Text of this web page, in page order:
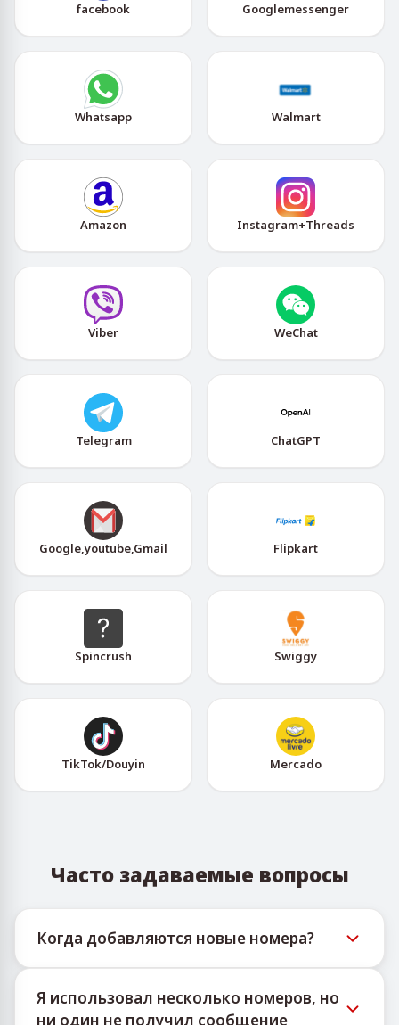
facebook Googlemessenger
Whatsapp Walmart
Amazon Instagram+Threads
Viber WeChat
Telegram ChatGPT
Google,youtube,Gmail Flipkart
Spincrush Swiggy
TikTok/Douyin Mercado
Часто задаваемые вопросы
Когда добавляются новые номера?
виртуальных номеров можно отслеживать
Я использовал несколько номеров, но
ни один не получил сообщение